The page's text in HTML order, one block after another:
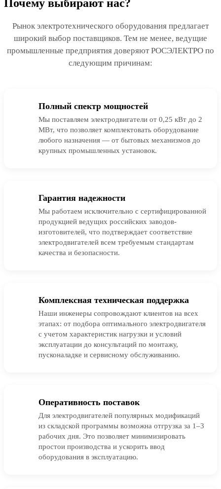
Почему выбирают нас?
Рынок электротехнического оборудования предлагает
широкий выбор поставщиков. Тем не менее, ведущие
промышленные предприятия доверяют РОСЭЛЕКТРО по
следующим причинам:
Полный спектр мощностей
Мы поставляем электродвигатели от 0,25 кВт до 2
МВт, что позволяет комплектовать оборудование
любого назначения — от бытовых механизмов до
крупных промышленных установок.
Гарантия надежности
Мы работаем исключительно с сертифицированной
продукцией ведущих российских заводов-
изготовителей, что подтверждает соответствие
электродвигателей всем требуемым стандартам
качества и безопасности.
Комплексная техническая поддержка
Наши инженеры сопровождают клиентов на всех
этапах: от подбора оптимального электродвигателя
с учетом характеристик нагрузки и условий
эксплуатации до консультаций по монтажу,
пусконаладке и сервисному обслуживанию.
Оперативность поставок
Для электродвигателей популярных модификаций
из складской программы возможна отгрузка за 1–3
рабочих дня. Это позволяет минимизировать
простои производства и ускорить ввод
оборудования в эксплуатацию.